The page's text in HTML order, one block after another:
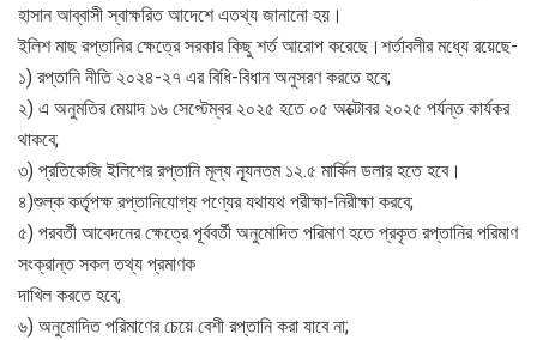
হাসান আব্বাসী স্বাক্ষরিত আদেশে এতথ্য জানানো হয়।
ইলিশ মাছ রপ্তানির ক্ষেত্রে সরকার কিছু শর্ত আরোপ করেছে।শর্তাবলীর মধ্যে রয়েছে-
১) রপ্তানি নীতি ২০২৪-২৭ এর বিধি-বিধান অনুসরণ করতে হবে;
২) এ অনুমতির মেয়াদ ১৬ সেপ্টেম্বর ২০২৫ হতে ০৫ অক্টোবর ২০২৫ পর্যন্ত কার্যকর
থাকবে;
৩) প্রতিকেজি ইলিশের রপ্তানি মূল্য ন্যূনতম ১২.৫ মার্কিন ডলার হতে হবে।
৪)শুল্ক কর্তৃপক্ষ রপ্তানিযোগ্য পণ্যের যথাযথ পরীক্ষা-নিরীক্ষা করবে;
৫) পরবর্তী আবেদনের ক্ষেত্রে পূর্ববর্তী অনুমোদিত পরিমাণ হতে প্রকৃত রপ্তানির পরিমাণ
সংক্রান্ত সকল তথ্য প্রমাণক
দাখিল করতে হবে;
৬) অনুমোদিত পরিমাণের চেয়ে বেশী রপ্তানি করা যাবে না;